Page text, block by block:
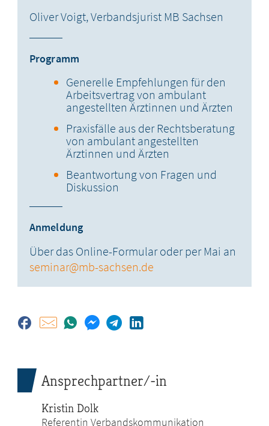
Oliver Voigt, Verbandsjurist MB Sachsen
Programm
Generelle Empfehlungen für den
Arbeitsvertrag von ambulant
angestellten Ärztinnen und Ärzten
Praxisfälle aus der Rechtsberatung
von ambulant angestellten
Ärztinnen und Ärzten
Beantwortung von Fragen und
Diskussion
Anmeldung
Über das Online-Formular oder per Mai an
seminar@mb-sachsen.de
Ansprechpartner/-in
Kristin Dolk
Referentin Verbandskommunikation